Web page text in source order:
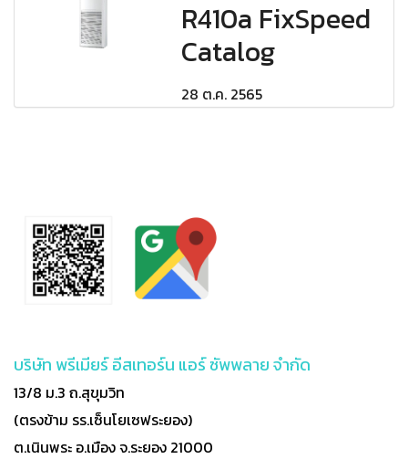
R410a FixSpeed
Catalog
28 ต.ค. 2565
บริษัท พรีเมียร์ อีสเทอร์น แอร์ ซัพพลาย จำกัด
13/8 ม.3 ถ.สุขุมวิท
(ตรงข้าม รร.เซ็นโยเซฟระยอง)
ต.เนินพระ อ.เมือง จ.ระยอง 21000